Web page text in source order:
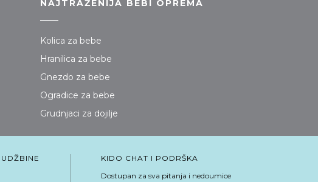
NAJTRAŽENIJA BEBI OPREMA
Kolica za bebe
Hranilica za bebe
Gnezdo za bebe
Ogradice za bebe
Grudnjaci za dojilje
KIDO CHAT I PODRŠKA
Dostupan za sva pitanja i nedoumice